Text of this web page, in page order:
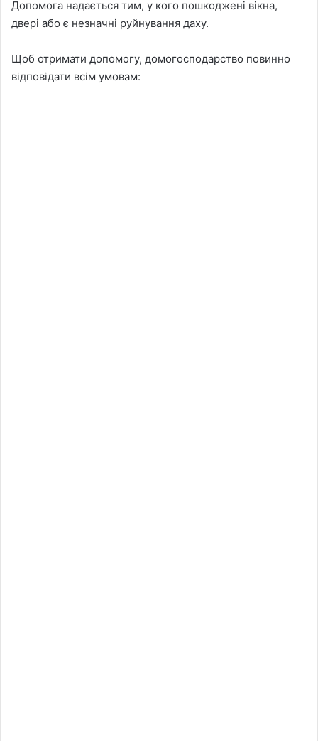
Допомога надається тим, у кого пошкоджені вікна,
двері або є незначні руйнування даху.
Щоб отримати допомогу, домогосподарство повинно
відповідати всім умовам: